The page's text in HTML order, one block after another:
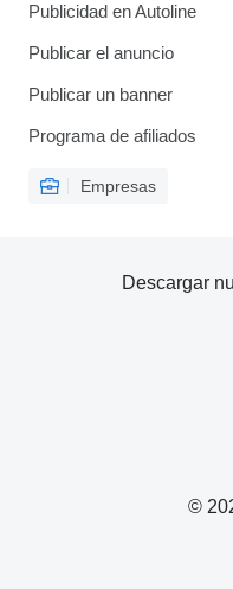
Publicidad en Autoline
Publicar el anuncio
Publicar un banner
Programa de afiliados
Empresas
©
Descargar